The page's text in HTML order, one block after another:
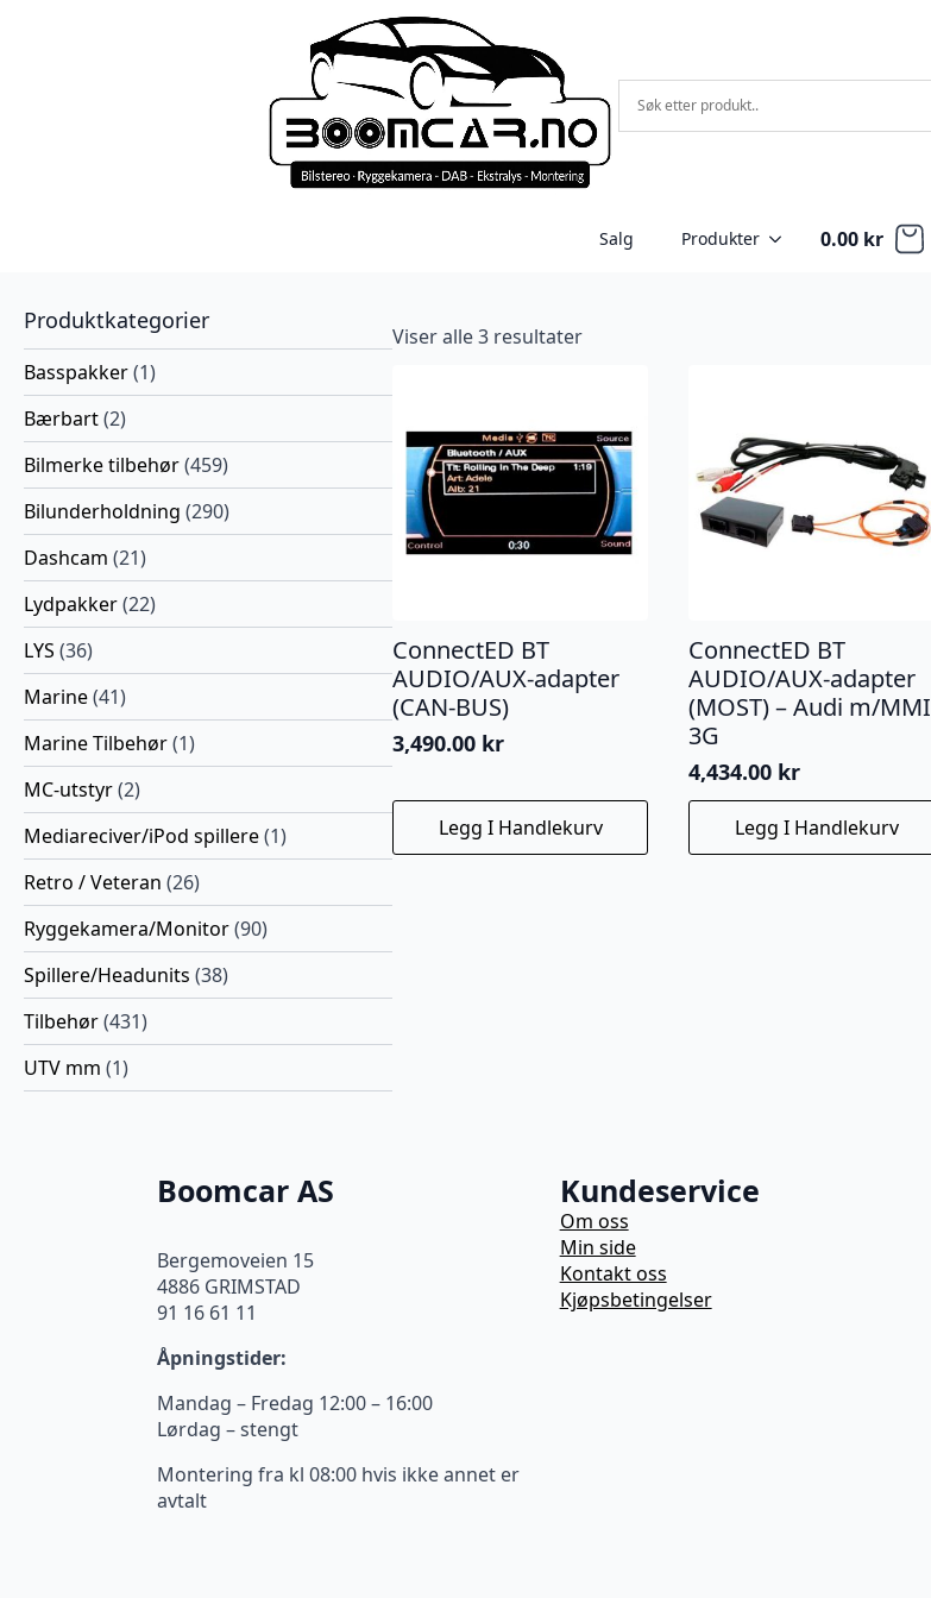
Salg Produkter 0.00 kr
Produktkategorier
Basspakker(1)
Bærbart(2)
Bilmerke tilbehør(459)
Bilunderholdning (290)
Dashcam (21)
Lydpakker(22)
LYS (36)
Marine(41)
Marine Tilbehør(1)
MC-utstyr(2)
Mediareciver/iPod spillere(1)
Retro / Veteran (26)
Ryggekamera/Monitor(90)
Spillere/Headunits (38)
Tilbehør(431)
UTV mm (1)
Viser alle 3 resultater
ConnectED BT
AUDIO/AUX-adapter
(CAN-BUS)
3,490.00 kr
Legg I Handlekurv
ConnectED BT
AUDIO/AUX-adapter
(MOST) – Audi m/MMI
3G
4,434.00 kr
Legg I Handlekurv
Boomcar AS
Bergemoveien 15
4886 GRIMSTAD
91 16 61 11
Åpningstider:
Mandag – Fredag 12:00 – 16:00
Lørdag – stengt
Montering fra kl 08:00 hvis ikke annet er
avtalt
Kundeservice
Om oss
Min side
Kontakt oss
Kjøpsbetingelser